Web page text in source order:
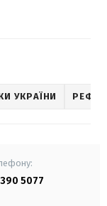
УКРАЇНИ
5077